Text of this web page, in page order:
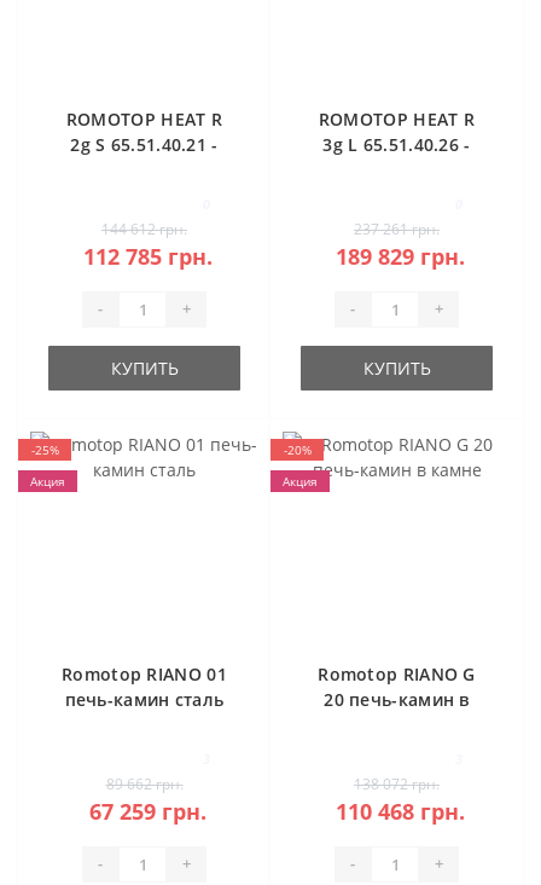
ROMOTOP HEAT R
2g S 65.51.40.21 -
топка
144 612 грн.
112 785 грн.
- +
КУПИТЬ
ROMOTOP HEAT R
3g L 65.51.40.26 -
камера)
237 261 грн.
189 829 грн.
- +
КУПИТЬ
-25%
Акция
Romotop RIANO 01
печь-камин сталь
89 662 грн.
67 259 грн.
- +
-20%
Акция
Romotop RIANO G
20 печь-камин в
138 072 грн.
110 468 грн.
- +